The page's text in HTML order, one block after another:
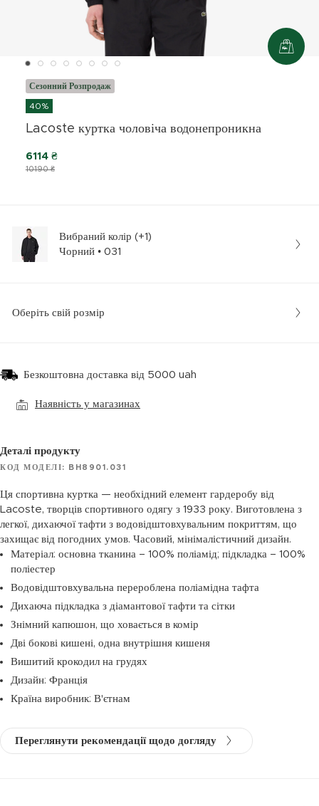
Сезонний Розпродаж
40%
Lacoste куртка чоловіча водонепроникна
10190 ₴
6114 ₴
Вибраний колір (+1)
Чорний • 031
Оберіть свій розмір
Безкоштовна доставка від 5000 uah
Наявність у магазинах
Деталі продукту
КОД МОДЕЛІ: BH8901.031
Ця спортивна куртка — необхідний елемент гардеробу від
Lacoste, творців спортивного одягу з 1933 року. Виготовлена з
легкої, дихаючої тафти з водовідштовхувальним покриттям, що
захищає від погодних умов. Часовий, мінімалістичний дизайн.
Матеріал: основна тканина – 100% поліамід; підкладка – 100%
поліестер
Водовідштовхувальна перероблена поліамідна тафта
Дихаюча підкладка з діамантової тафти та сітки
Знімний капюшон, що ховається в комір
Дві бокові кишені, одна внутрішня кишеня
Вишитий крокодил на грудях
Дизайн: Франція
Країна виробник: В'єтнам
Переглянути рекомендації щодо догляду